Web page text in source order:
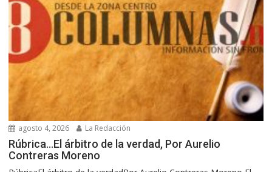
agosto 4, 2026 La Redacción
Rúbrica…El árbitro de la verdad, Por Aurelio
Contreras Moreno